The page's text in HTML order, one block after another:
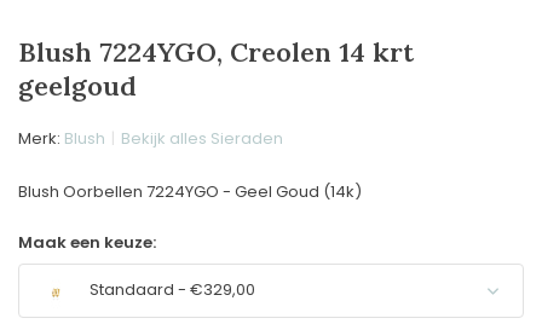
Blush 7224YGO, Creolen 14 krt
geelgoud
Merk: Blush Bekijk alles Sieraden
Blush Oorbellen 7224YGO - Geel Goud (14k)
Maak een keuze:
Standaard - €329,00